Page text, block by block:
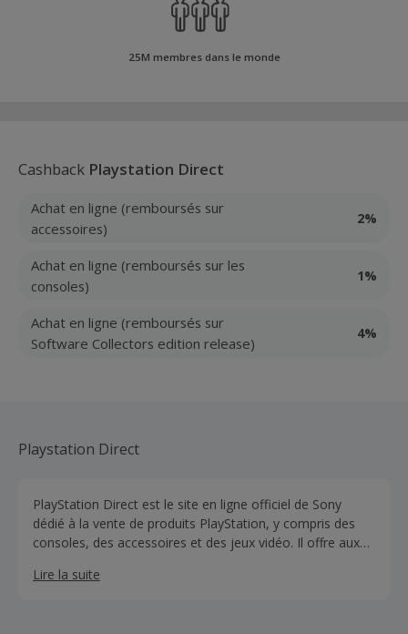
25M membres dans le monde
Cashback Playstation Direct
Achat en ligne (remboursés sur
accessoires)
2%
Achat en ligne (remboursés sur les
consoles)
1%
Achat en ligne (remboursés sur
Software Collectors edition release)
4%
Playstation Direct
PlayStation Direct est le site en ligne officiel de Sony
dédié à la vente de produits PlayStation, y compris des
consoles, des accessoires et des jeux vidéo. Il offre aux
directement auprès du fabricant, garantissant ainsi
Lire la suite